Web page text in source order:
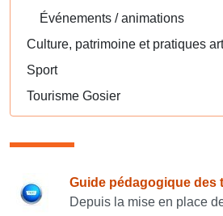
Événements / animations
Culture, patrimoine et pratiques
Sport
Tourisme Gosier
Consulter également
Guide pédagogique des
Depuis la mise en place